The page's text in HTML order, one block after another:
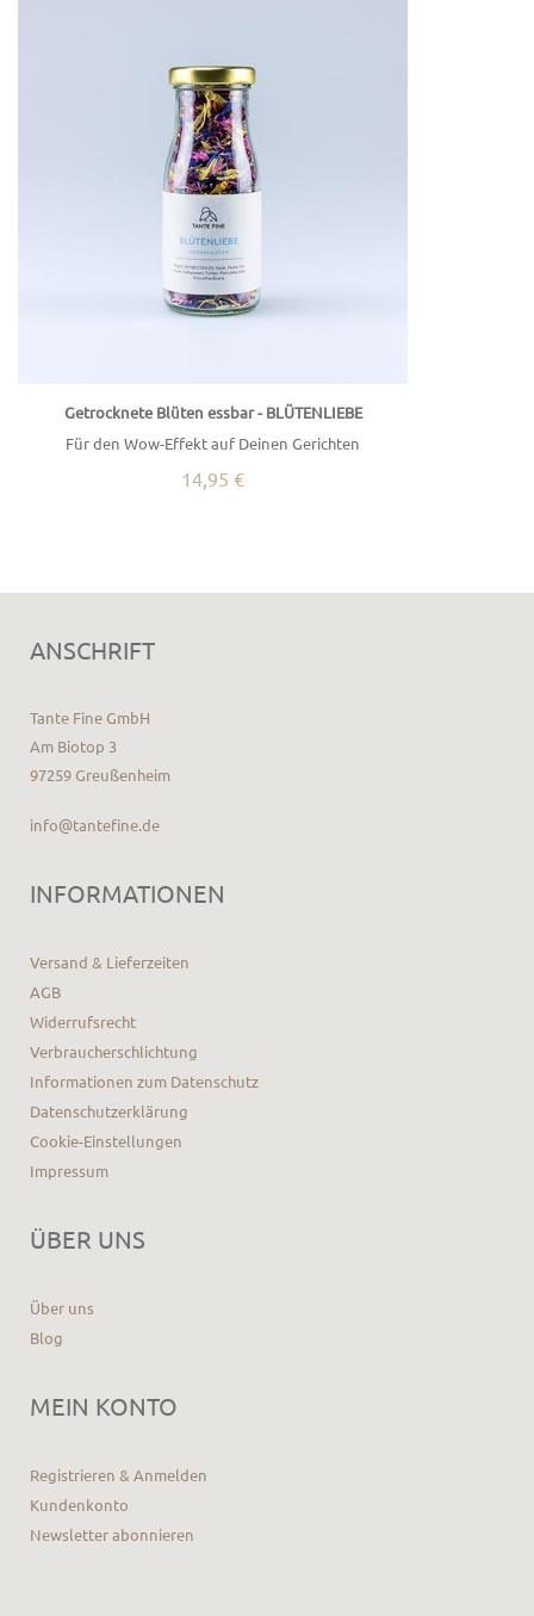
Getrocknete Blüten essbar - BLÜTENLIEBE
Für den Wow-Effekt auf Deinen Gerichten
14,95 €
ANSCHRIFT
Tante Fine GmbH
Am Biotop 3
97259 Greußenheim
info@tantefine.de
INFORMATIONEN
Versand & Lieferzeiten
AGB
Widerrufsrecht
Verbraucherschlichtung
Informationen zum Datenschutz
Datenschutzerklärung
Cookie-Einstellungen
Impressum
ÜBER UNS
Über uns
Blog
MEIN KONTO
Registrieren & Anmelden
Kundenkonto
Newsletter abonnieren